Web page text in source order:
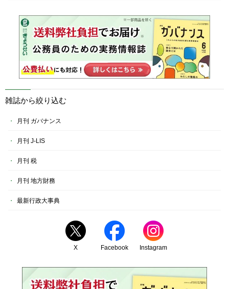
雑誌から絞り込む
月刊 ガバナンス
月刊 J-LIS
月刊 税
月刊 地方財務
最新行政大事典
X Facebook Instagram